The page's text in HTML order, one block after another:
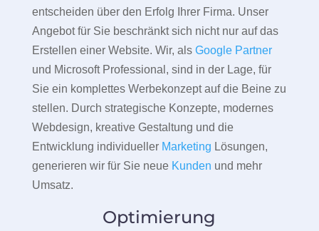
entscheiden über den Erfolg Ihrer Firma. Unser
Angebot für Sie beschränkt sich nicht nur auf das
Erstellen einer Website. Wir, als Google Partner
und Microsoft Professional, sind in der Lage, für
Sie ein komplettes Werbekonzept auf die Beine zu
stellen. Durch strategische Konzepte, modernes
Webdesign, kreative Gestaltung und die
Entwicklung individueller Marketing Lösungen,
generieren wir für Sie neue Kunden und mehr
Umsatz.
Optimierung